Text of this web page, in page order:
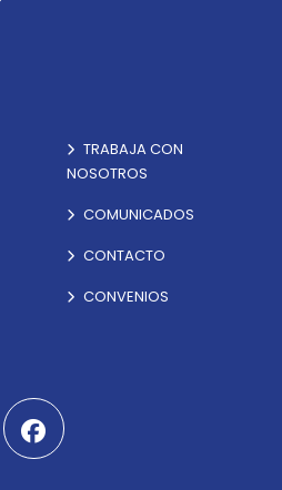
TRABAJA CON
NOSOTROS
COMUNICADOS
CONTACTO
CONVENIOS